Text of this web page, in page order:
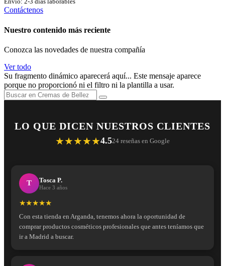
Contáctenos
Nuestro contenido más reciente
Conozca las novedades de nuestra compañía
Ver todo
Su fragmento dinámico aparecerá aquí... Este mensaje aparece
porque no proporcionó ni el filtro ni la plantilla a usar.
LO QUE DICEN NUESTROS CLIENTES
★★★★★4.524 reseñas en Google
T Tosca P.
Hace 3 años
★★★★★
Con esta tienda en Arganda, tenemos ahora la oportunidad de
comprar productos cosméticos profesionales que antes teníamos que
ir a Madrid a buscar.